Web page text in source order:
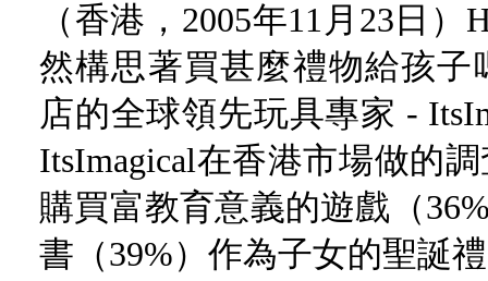
（香港，2005年11月23日
然構思著買甚麼禮物給孩
店的全球領先玩具專家 -
ItsImagical在香港市場做的
購買富教育意義的遊戲（
書（39%）作為子女的聖誕